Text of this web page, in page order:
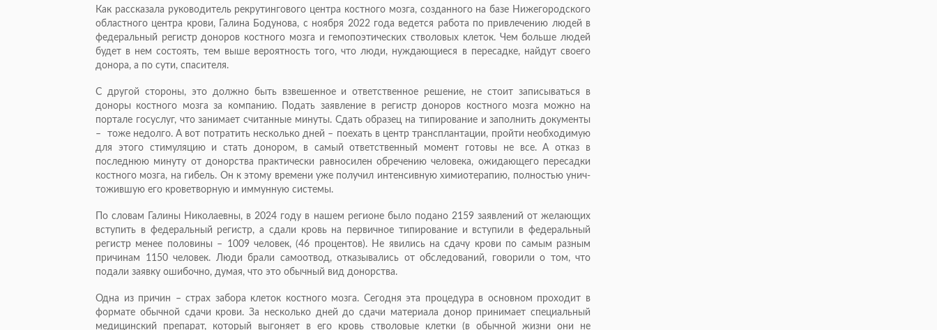
Как рассказала руководитель рекрутингового центра костного мозга, созданного на базе Нижегородского
областного центра крови, Галина Бодунова, с ноября 2022 года ведется работа по привлечению людей в
федеральный регистр доноров костного мозга и гемопоэтических стволовых клеток. Чем больше людей
будет в нем состоять, тем выше вероятность того, что люди, нуждающиеся в пересадке, найдут своего
донора, а по сути, спасителя.
С другой стороны, это должно быть взвешенное и ответственное решение, не стоит записываться в
доноры костного мозга за компанию. Подать заявление в регистр доноров костного мозга можно на
портале госуслуг, что занимает считанные минуты. Сдать образец на типирование и заполнить документы
– тоже недолго. А вот потратить несколько дней – поехать в центр трансплантации, пройти необходимую
для этого стимуляцию и стать донором, в самый ответственный момент готовы не все. А отказ в
последнюю минуту от донорства практически равносилен обречению человека, ожидающего пересадки
костного мозга, на гибель. Он к этому времени уже получил интенсивную химиотерапию, полностью унич­
тожившую его кроветворную и иммунную системы.
По словам Галины Николаевны, в 2024 году в нашем регионе было подано 2159 заявлений от желающих
вступить в федеральный регистр, а сдали кровь на первичное типирование и вступили в федеральный
регистр менее половины – 1009 человек, (46 процентов). Не явились на сдачу крови по самым разным
причинам 1150 человек. Люди брали самоотвод, отказывались от обследований, говорили о том, что
подали заявку ошибочно, думая, что это обычный вид донорства.
Одна из причин – страх забора клеток костного мозга. Сегодня эта процедура в основном проходит в
формате обычной сдачи крови. За несколько дней до сдачи материала донор принимает специальный
медицинский препарат, который выгоняет в его кровь стволовые клетки (в обычной жизни они не